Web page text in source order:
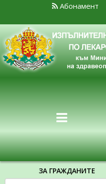
Абонамент
ЗА ГРАЖДАНИТЕ